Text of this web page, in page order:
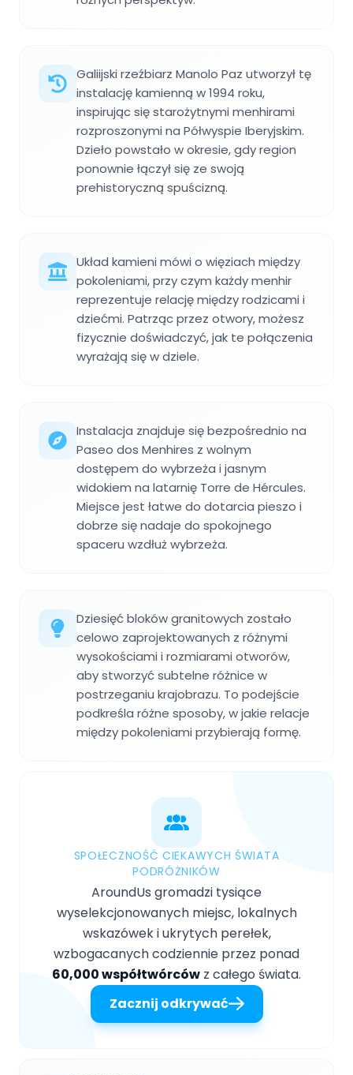
Galiijski rzeźbiarz Manolo Paz utworzył tę
instalację kamienną w 1994 roku,
inspirując się starożytnymi menhirami
rozproszonymi na Półwyspie Iberyjskim.
Dzieło powstało w okresie, gdy region
ponownie łączył się ze swoją
prehistoryczną spuścizną.
Układ kamieni mówi o więziach między
pokoleniami, przy czym każdy menhir
reprezentuje relację między rodzicami i
dziećmi. Patrząc przez otwory, możesz
fizycznie doświadczyć, jak te połączenia
wyrażają się w dziele.
Instalacja znajduje się bezpośrednio na
Paseo dos Menhires z wolnym
dostępem do wybrzeża i jasnym
widokiem na latarnię Torre de Hércules.
Miejsce jest łatwe do dotarcia pieszo i
dobrze się nadaje do spokojnego
spaceru wzdłuż wybrzeża.
Dziesięć bloków granitowych zostało
celowo zaprojektowanych z różnymi
wysokościami i rozmiarami otworów,
aby stworzyć subtelne różnice w
postrzeganiu krajobrazu. To podejście
podkreśla różne sposoby, w jakie relacje
między pokoleniami przybierają formę.
SPOŁECZNOŚĆ CIEKAWYCH ŚWIATA
PODRÓŻNIKÓW
AroundUs gromadzi tysiące
wyselekcjonowanych miejsc, lokalnych
wskazówek i ukrytych perełek,
wzbogacanych codziennie przez ponad
60,000 współtwórców z całego świata.
Zacznij odkrywać